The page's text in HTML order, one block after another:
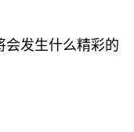
发生什么精彩的